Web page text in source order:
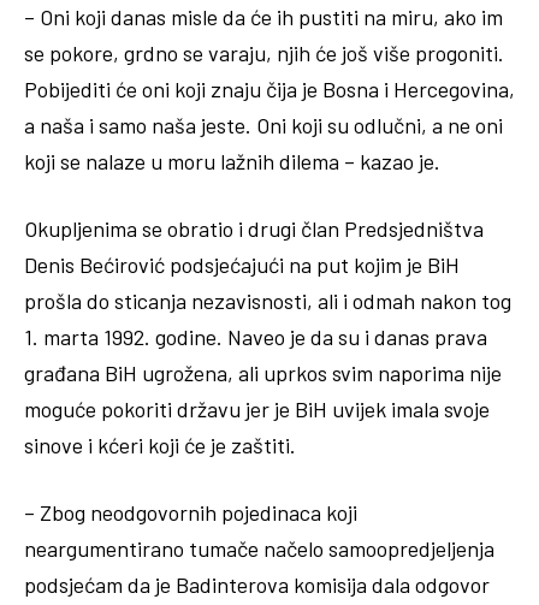
– Oni koji danas misle da će ih pustiti na miru, ako im
se pokore, grdno se varaju, njih će još više progoniti.
Pobijediti će oni koji znaju čija je Bosna i Hercegovina,
a naša i samo naša jeste. Oni koji su odlučni, a ne oni
koji se nalaze u moru lažnih dilema – kazao je.
Okupljenima se obratio i drugi član Predsjedništva
Denis Bećirović podsjećajući na put kojim je BiH
prošla do sticanja nezavisnosti, ali i odmah nakon tog
1. marta 1992. godine. Naveo je da su i danas prava
građana BiH ugrožena, ali uprkos svim naporima nije
moguće pokoriti državu jer je BiH uvijek imala svoje
sinove i kćeri koji će je zaštiti.
– Zbog neodgovornih pojedinaca koji
neargumentirano tumače načelo samoopredjeljenja
podsjećam da je Badinterova komisija dala odgovor